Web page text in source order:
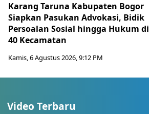
Karang Taruna Kabupaten Bogor
Siapkan Pasukan Advokasi, Bidik
Persoalan Sosial hingga Hukum di
40 Kecamatan
Kamis, 6 Agustus 2026, 9:12 PM
Video Terbaru